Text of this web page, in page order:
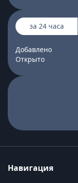
за 24 часа
Добавлено
Открыто
Навигация